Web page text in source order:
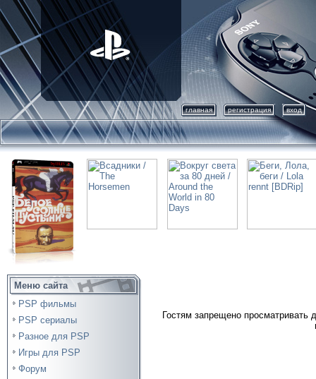
главная регистрация вход
Меню сайта
PSP фильмы
PSP сериалы
Разное для PSP
Игры для PSP
Форум
Гостям запрещено просматривать